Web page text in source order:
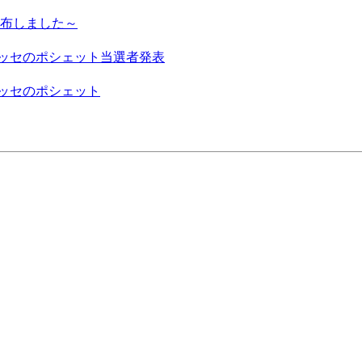
しました～
セのポシェット当選者発表
セのポシェット